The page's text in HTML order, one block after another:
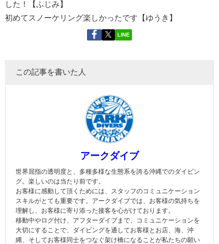
した！【ふじみ】
初めてスノーケリング楽しかったです【ゆうき】
LINE
この記事を書いた人
アークダイブ
世界屈指の透明度と、多種多様な生態系を誇る沖縄でのダイビン
グ。楽しいのは当たり前です。
お客様に感動して頂くためには、スタッフのコミュニケーション
スキルがとても重要です。アークダイブでは、お客様の気持ちを
理解し、お客様に寄り添った接客を心がけております。
移動中やログ付け、アフターダイブまで、コミュニケーションを
大切にすることで、ダイビングを通してお客様とお店、海、沖
縄、そしてお客様同士をつなぐ架け橋になることが私たちの願い